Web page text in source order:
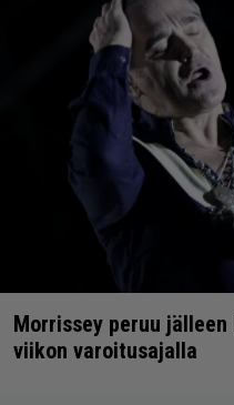
Morrissey peruu
viikon varoitusajalla